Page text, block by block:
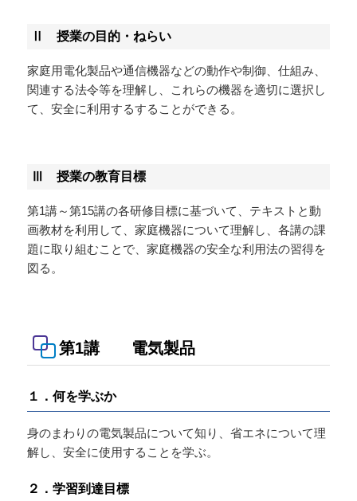
Ⅱ 授業の目的・ねらい
家庭用電化製品や通信機器などの動作や制御、仕組み、
関連する法令等を理解し、これらの機器を適切に選択し
て、安全に利用するすることができる。
Ⅲ 授業の教育目標
第1講～第15講の各研修目標に基づいて、テキストと動
画教材を利用して、家庭機器について理解し、各講の課
題に取り組むことで、家庭機器の安全な利用法の習得を
図る。
第1講 電気製品
１．何を学ぶか
身のまわりの電気製品について知り、省エネについて理
解し、安全に使用することを学ぶ。
２．学習到達目標